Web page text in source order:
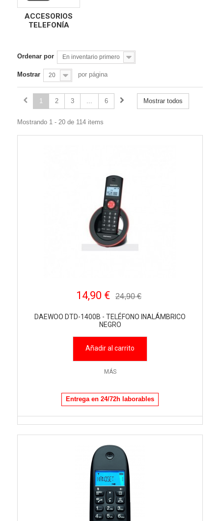
ACCESORIOS
TELEFONÍA
Ordenar por En inventario primero
Mostrar 20 por página
Mostrar todos
1 2 3 ... 6
Mostrando 1 - 20 de 114 items
14,90 € 24,90 €
DAEWOO DTD-1400B - TELÉFONO INALÁMBRICO
NEGRO
Añadir al carrito
MÁS
Entrega en 24/72h laborables